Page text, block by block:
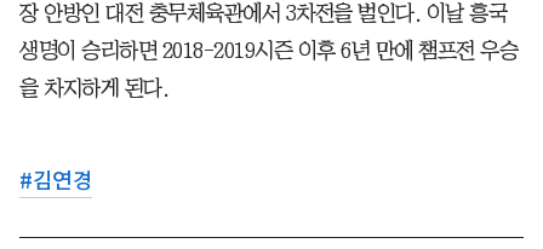
장 안방인 대전 충무체육관에서 3차전을 벌인다. 이날 흥국
생명이 승리하면 2018-2019시즌 이후 6년 만에 챔프전 우승
을 차지하게 된다.
#김연경